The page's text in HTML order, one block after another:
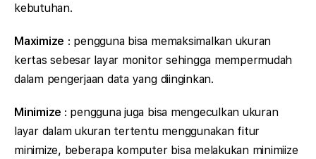
kebutuhan.
Maximize : pengguna bisa memaksimalkan ukuran
kertas sebesar layar monitor sehingga mempermudah
dalam pengerjaan data yang diinginkan.
Minimize : pengguna juga bisa mengeculkan ukuran
layar dalam ukuran tertentu menggunakan fitur
minimize, beberapa komputer bisa melakukan minimiize